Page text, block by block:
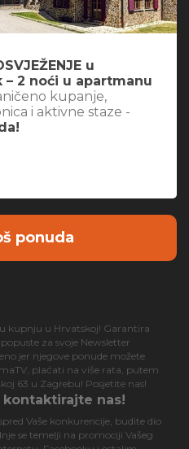
u
2 noći u apartmanu
kupanje,
i aktivne staze -
ponuda
kupnju u Hrvatskoj! Garantira
za svoje Newsletter
jer njegove ponude možete
plaćati na više rata, putem
63 u Zagrebu! Posjetite nas!
kontaktirajte nas!
Vaše konkurencije, budite dio
se temelji na promociji Vašeg